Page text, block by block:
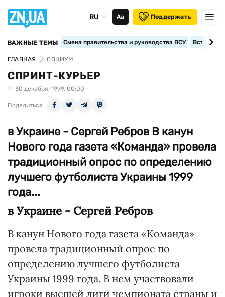
RU Аа Поддержать
ВАЖНЫЕ ТЕМЫ Смена правительства и руководства ВСУ
ГЛАВНАЯ СОЦИУМ
СПРИНТ-КУРЬЕР
30 декабря, 1999, 00:00
Поделиться
в Украине - Сергей Ребров В канун
Нового года газета «Команда» провела
традиционный опрос по определению
лучшего футболиста Украины 1999
года...
в Украине - Сергей Ребров
В канун Нового года газета «Команда»
провела традиционный опрос по
определению лучшего футболиста
Украины 1999 года. В нем участвовали
игроки высшей лиги чемпионата страны и